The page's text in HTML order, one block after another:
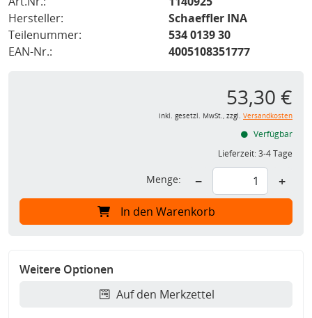
Hersteller:
Schaeffler INA
Teilenummer:
534 0139 30
EAN-Nr.:
4005108351777
53,30 €
inkl. gesetzl. MwSt., zzgl. Versandkosten
Verfügbar
Lieferzeit:3-4 Tage
Menge: − +
In den Warenkorb
Weitere Optionen
Auf den Merkzettel